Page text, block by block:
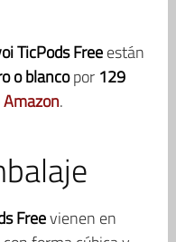
TicPods Freeestán
o blancopor 129
Amazon.
Freevienen en